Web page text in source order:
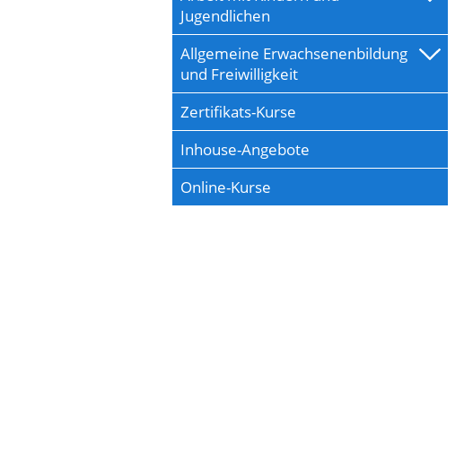
Jugendlichen
Allgemeine Erwachsenenbildung
und Freiwilligkeit
Zertifikats-Kurse
Inhouse-Angebote
Online-Kurse